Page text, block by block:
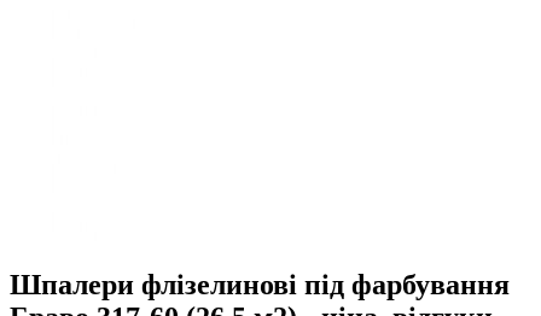
Шпалери флізелинові під фарбування